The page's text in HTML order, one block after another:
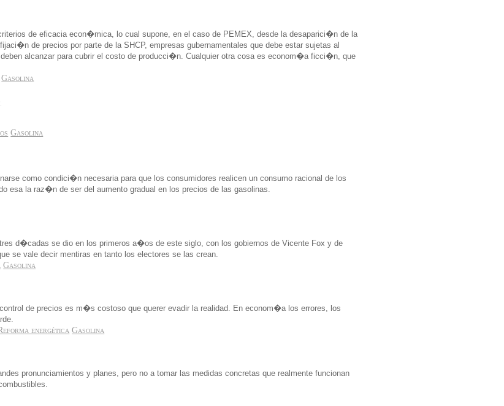
de eficacia econ�mica, lo cual supone, en el caso de PEMEX, desde la desaparici�n de la
de precios por parte de la SHCP, empresas gubernamentales que debe estar sujetas al
alcanzar para cubrir el costo de producci�n. Cualquier otra cosa es econom�a ficci�n, que
Gasolina
Gasolina
como condici�n necesaria para que los consumidores realicen un consumo racional de los
esa la raz�n de ser del aumento gradual en los precios de las gasolinas.
d�cadas se dio en los primeros a�os de este siglo, con los gobiernos de Vicente Fox y de
se vale decir mentiras en tanto los electores se las crean.
Gasolina
de precios es m�s costoso que querer evadir la realidad. En econom�a los errores, los
energética Gasolina
pronunciamientos y planes, pero no a tomar las medidas concretas que realmente funcionan